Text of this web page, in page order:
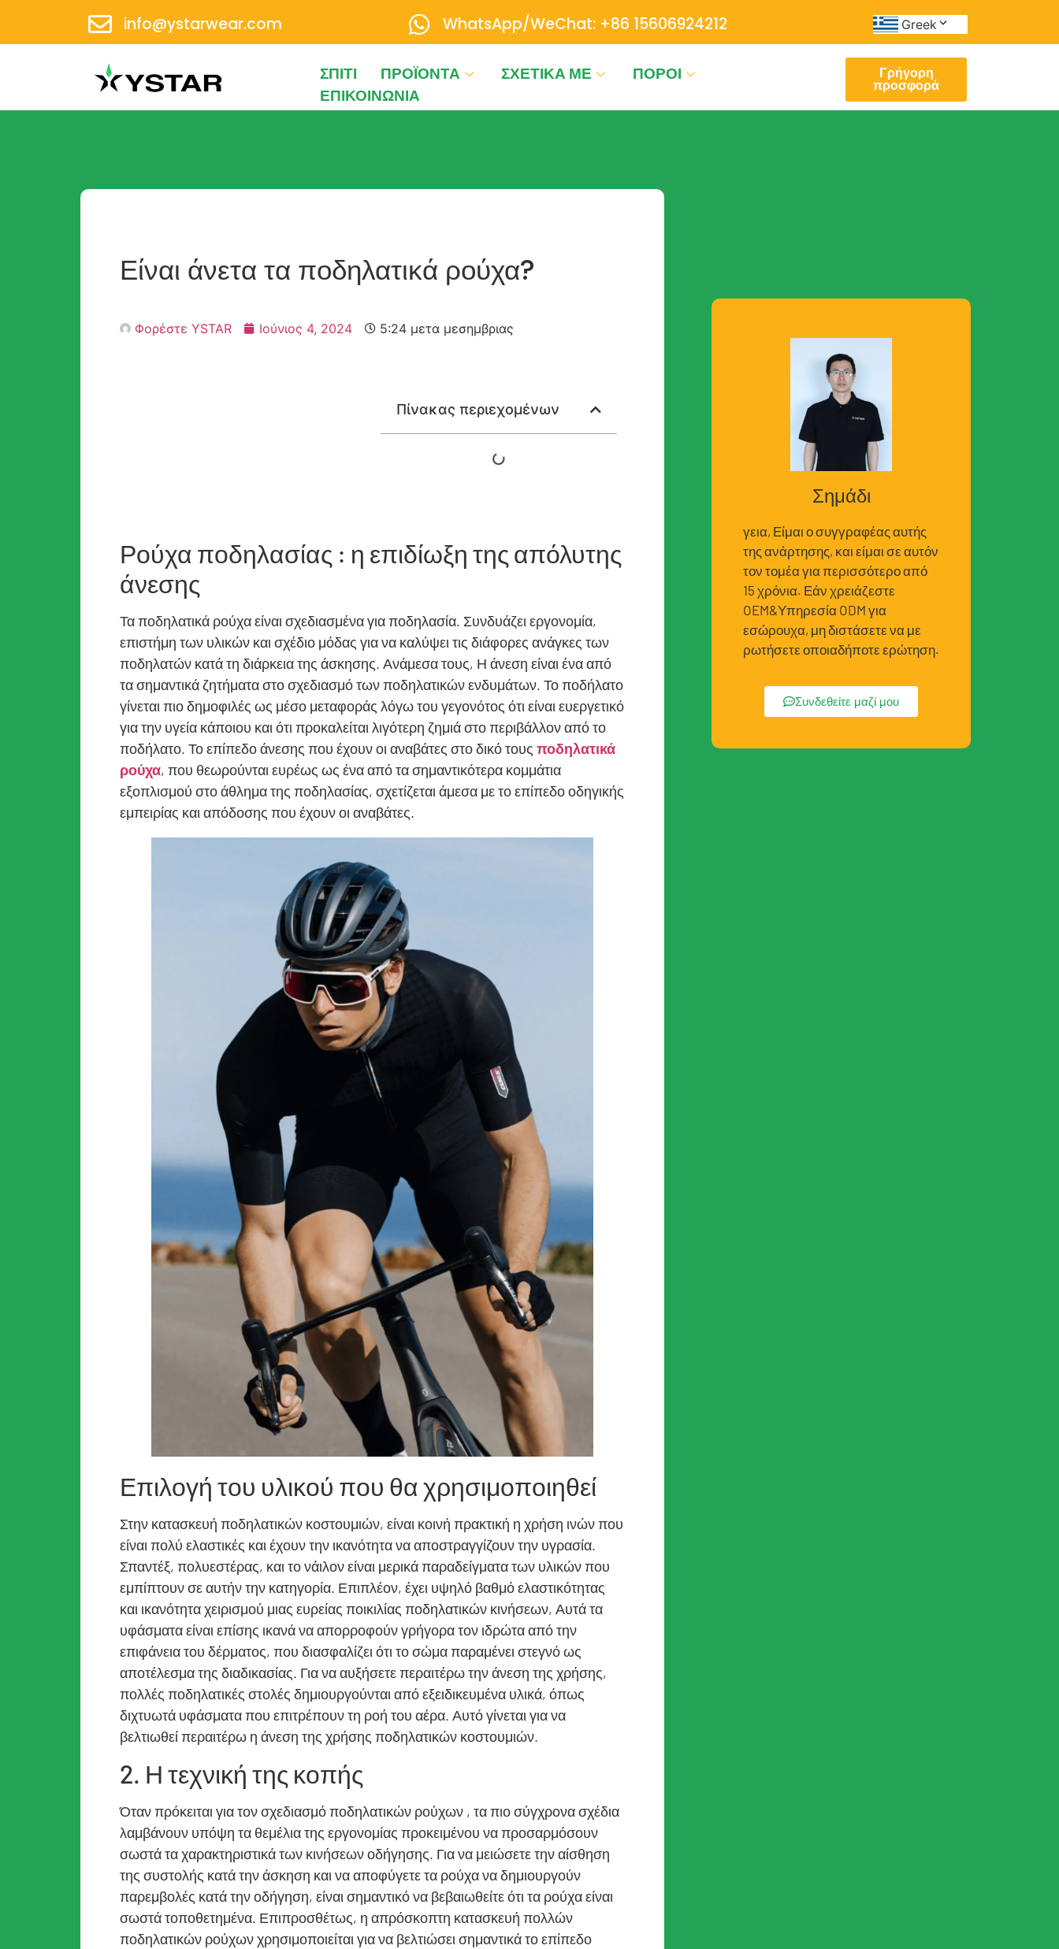
info@ystarwear.com WhatsApp/WeChat: +86 15606924212 Greek
ΣΠΊΤΙ ΠΡΟΪΌΝΤΑ ΣΧΕΤΙΚΆ ΜΕ
ΠΌΡΟΙ
ΕΠΙΚΟΙΝΩΝΊΑ
Γρήγορη
προσφορά
Είναι άνετα τα ποδηλατικά ρούχα?
Φορέστε YSTAR Ιούνιος 4, 2024 5:24 μετα μεσημβριας
Πίνακας περιεχομένων
Ρούχα ποδηλασίας : η επιδίωξη της απόλυτης
άνεσης
Τα ποδηλατικά ρούχα είναι σχεδιασμένα για ποδηλασία. Συνδυάζει εργονομία,
επιστήμη των υλικών και σχέδιο μόδας για να καλύψει τις διάφορες ανάγκες των
ποδηλατών κατά τη διάρκεια της άσκησης. Ανάμεσα τους, Η άνεση είναι ένα από
τα σημαντικά ζητήματα στο σχεδιασμό των ποδηλατικών ενδυμάτων. Το ποδήλατο
γίνεται πιο δημοφιλές ως μέσο μεταφοράς λόγω του γεγονότος ότι είναι ευεργετικό
για την υγεία κάποιου και ότι προκαλείται λιγότερη ζημιά στο περιβάλλον από το
ποδήλατο. Το επίπεδο άνεσης που έχουν οι αναβάτες στο δικό τους ποδηλατικά
ρούχα, που θεωρούνται ευρέως ως ένα από τα σημαντικότερα κομμάτια
εξοπλισμού στο άθλημα της ποδηλασίας, σχετίζεται άμεσα με το επίπεδο οδηγικής
εμπειρίας και απόδοσης που έχουν οι αναβάτες.
Επιλογή του υλικού που θα χρησιμοποιηθεί
Στην κατασκευή ποδηλατικών κοστουμιών, είναι κοινή πρακτική η χρήση ινών που
είναι πολύ ελαστικές και έχουν την ικανότητα να αποστραγγίζουν την υγρασία.
Σπαντέξ, πολυεστέρας, και το νάιλον είναι μερικά παραδείγματα των υλικών που
εμπίπτουν σε αυτήν την κατηγορία. Επιπλέον, έχει υψηλό βαθμό ελαστικότητας
και ικανότητα χειρισμού μιας ευρείας ποικιλίας ποδηλατικών κινήσεων, Αυτά τα
υφάσματα είναι επίσης ικανά να απορροφούν γρήγορα τον ιδρώτα από την
επιφάνεια του δέρματος, που διασφαλίζει ότι το σώμα παραμένει στεγνό ως
αποτέλεσμα της διαδικασίας. Για να αυξήσετε περαιτέρω την άνεση της χρήσης,
πολλές ποδηλατικές στολές δημιουργούνται από εξειδικευμένα υλικά, όπως
διχτυωτά υφάσματα που επιτρέπουν τη ροή του αέρα. Αυτό γίνεται για να
βελτιωθεί περαιτέρω η άνεση της χρήσης ποδηλατικών κοστουμιών.
2. Η τεχνική της κοπής
Όταν πρόκειται για τον σχεδιασμό ποδηλατικών ρούχων , τα πιο σύγχρονα σχέδια
λαμβάνουν υπόψη τα θεμέλια της εργονομίας προκειμένου να προσαρμόσουν
σωστά τα χαρακτηριστικά των κινήσεων οδήγησης. Για να μειώσετε την αίσθηση
της συστολής κατά την άσκηση και να αποφύγετε τα ρούχα να δημιουργούν
παρεμβολές κατά την οδήγηση, είναι σημαντικό να βεβαιωθείτε ότι τα ρούχα είναι
σωστά τοποθετημένα. Επιπροσθέτως, η απρόσκοπτη κατασκευή πολλών
ποδηλατικών ρούχων χρησιμοποιείται για να βελτιώσει σημαντικά το επίπεδο
Σημάδι
γεια, Είμαι ο συγγραφέας αυτής
της ανάρτησης, και είμαι σε αυτόν
τον τομέα για περισσότερο από
15 χρόνια. Εάν χρειάζεστε
OEM&Υπηρεσία ODM για
εσώρουχα, μη διστάσετε να με
ρωτήσετε οποιαδήποτε ερώτηση.
Συνδεθείτε μαζί μου